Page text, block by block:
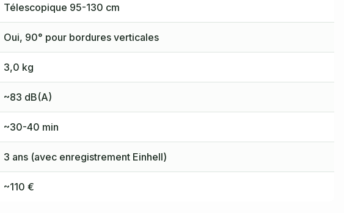
Télescopique 95-130 cm
Oui, 90° pour bordures verticales
3,0 kg
~83 dB(A)
~30-40 min
3 ans (avec enregistrement Einhell)
~110 €